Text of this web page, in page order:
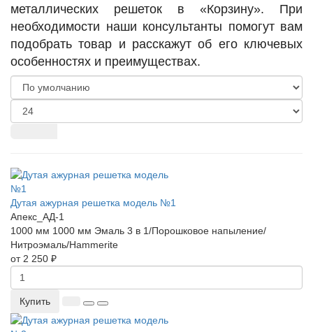
металлических решеток в «Корзину». При
необходимости наши консультанты помогут вам
подобрать товар и расскажут об его ключевых
особенностях и преимуществах.
Дутая ажурная решетка модель №1
Апекс_АД-1
1000 мм 1000 мм Эмаль 3 в 1/Порошковое напыление/
Нитроэмаль/Hammerite
от 2 250 ₽
Купить